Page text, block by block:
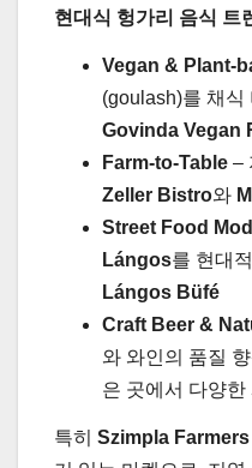
현대식 헝가리 음식 트
Vegan & Plant-
(goulash)를 채식
Govinda Vegan
Farm-to-Table –
Zeller Bistro와
Street Food
Lángos를 현대
Lángos Büfé
Craft Beer &
와 와인의 품질
은 곳에서 다양한
특히 Szimpla